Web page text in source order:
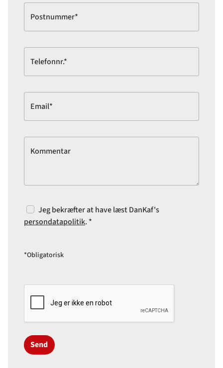
Postnummer*
Telefonnr.*
Email*
Kommentar
Jeg bekræfter at have læst DanKaf's
persondatapolitik. *
*Obligatorisk
Send